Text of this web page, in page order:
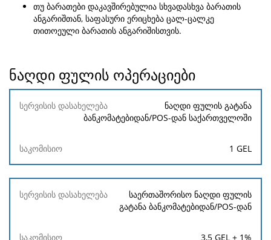
თუ ბარათები დაკავშირებულია სხვადასხვა ბარათის
ანგარიშთან, საფასური ერიცხება ცალ-ცალკე
თითოეული ბარათის ანგარიშისთვის.
ნაღდი ფულის ოპერაციები
სერვისის
საკომისიო
ნაღდი ფულის გატანა
ბანკომატებიდან/POS-დან საქართველოში
1 GEL
საერთაშორისო ნაღდი ფულის
გატანა ბანკომატებიდან/POS-დან
3,5 GEL + 1%